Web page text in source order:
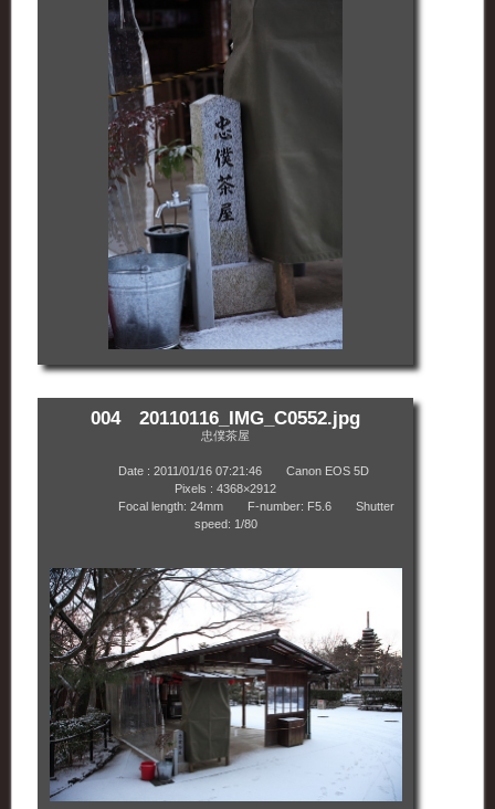
004 20110116_IMG_C0552.jpg
忠僕茶屋
Date : 2011/01/16 07:21:46 Canon EOS 5D
Pixels : 4368×2912
Focal length: 24mm F-number: F5.6 Shutter
speed: 1/80